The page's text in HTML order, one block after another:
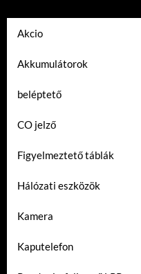
Akcio
Akkumulátorok
beléptető
CO jelző
Figyelmeztető táblák
Hálózati eszközök
Kamera
Kaputelefon